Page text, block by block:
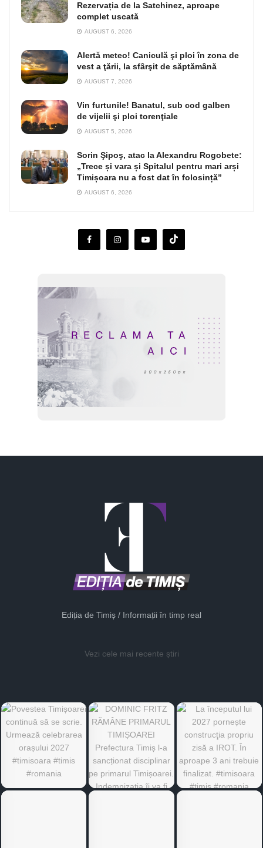
Rezervația de la Satchinez, aproape
complet uscată
AUGUST 6, 2026
Alertă meteo! Caniculă şi ploi în zona de
vest a ţării, la sfârşit de săptămână
AUGUST 7, 2026
Vin furtunile! Banatul, sub cod galben
de vijelii şi ploi torenţiale
AUGUST 5, 2026
Sorin Şipoş, atac la Alexandru Rogobete:
„Trece și vara și Spitalul pentru mari arși
Timișoara nu a fost dat în folosință”
AUGUST 6, 2026
Ediția de Timiș / Informații în timp real
Vezi cele mai recente știri